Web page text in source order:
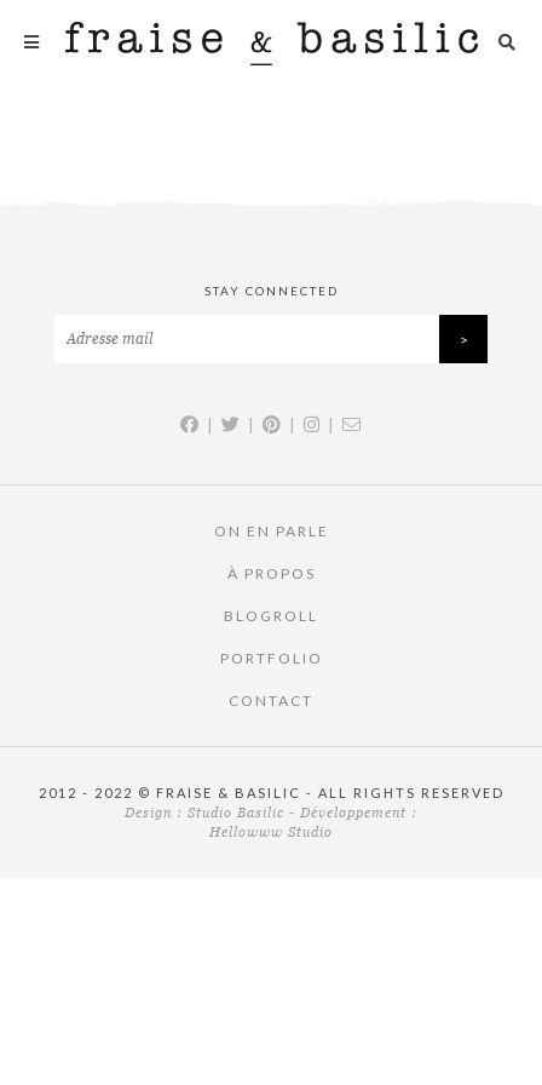
STAY CONNECTED
| | | |
ON EN PARLE
À PROPOS
BLOGROLL
PORTFOLIO
CONTACT
2012 - 2022 © FRAISE & BASILIC - ALL RIGHTS RESERVED
Design : Studio Basilic - Développement :
Hellowww Studio